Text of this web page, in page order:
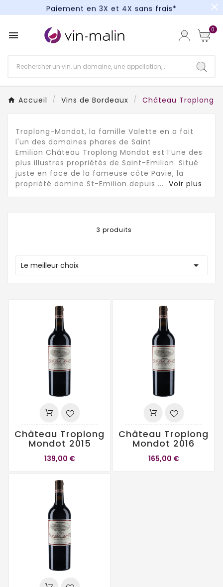
Paiement en 3X et 4X sans frais*
Paiement en 3X et 4X sans frais*
close
 0
Accueil Vins de Bordeaux Château Troplong
Troplong-Mondot, la famille Valette en a fait
l'un des domaines phares de Saint
Emilion Château Troplong Mondot est l’une des
plus illustres propriétés de Saint-Emilion. Situé
juste en face de la fameuse côte Pavie, la
propriété domine St-Emilion depuis ... Voir plus
3 produits
Le meilleur choix 
Château Troplong
Mondot 2015
139,00 €
Château Troplong
Mondot 2016
165,00 €